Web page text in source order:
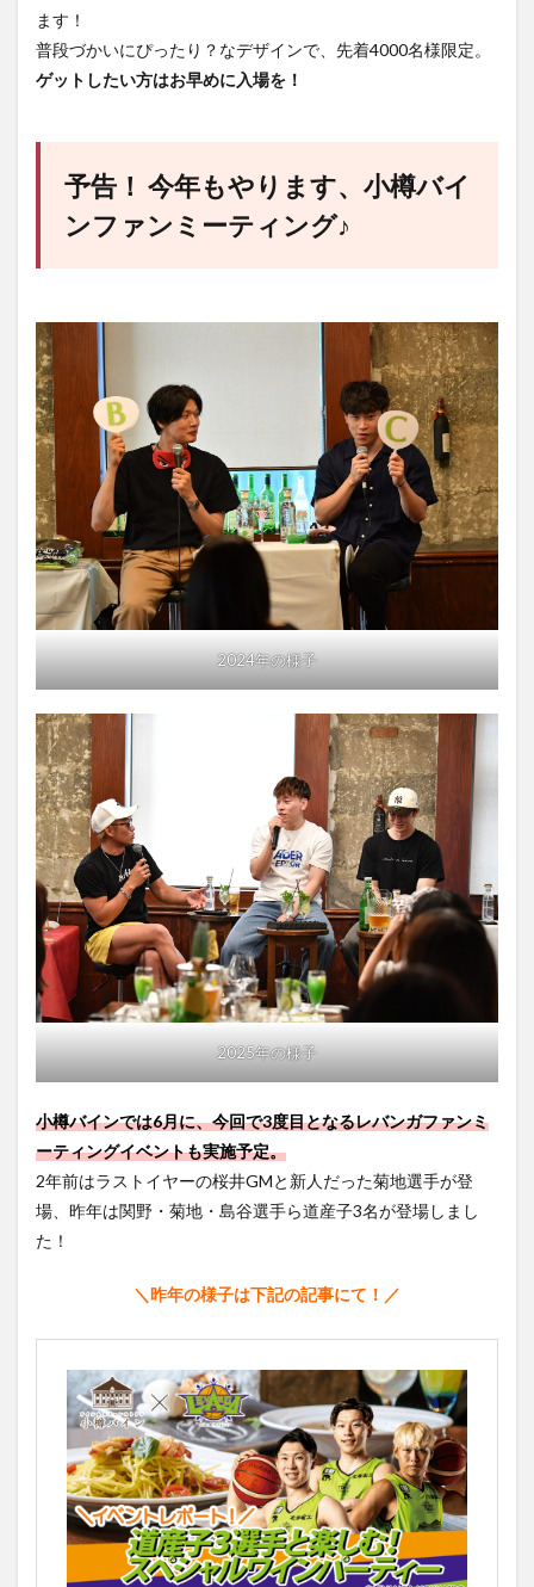
ます！
普段づかいにぴったり？なデザインで、先着4000名様限定。
ゲットしたい方はお早めに入場を！
予告！ 今年もやります、小樽バイ
ンファンミーティング♪
2024年の様子
2025年の様子
小樽バインでは6月に、今回で3度目となるレバンガファンミ
ーティングイベントも実施予定。
2年前はラストイヤーの桜井GMと新人だった菊地選手が登
場、昨年は関野・菊地・島谷選手ら道産子3名が登場しまし
た！
＼昨年の様子は下記の記事にて！／